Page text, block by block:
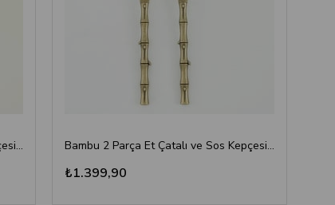
Bambu 2 Parça Et Çatalı ve Sos Kepçesi Seti Altın Bambu 2 Parça Et Çatalı ve Sos Kepçesi Seti Antik Titanyum
₺1.399,90